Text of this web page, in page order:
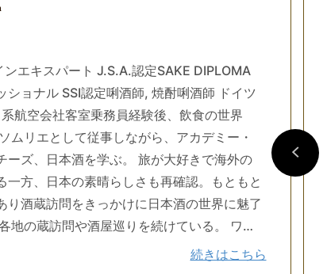
エキスパート J.S.A.認定SAKE DIPLOMA
ショナル SSI認定唎酒師, 焼酎唎酒師 ドイツ
ムリエとして従事しながら、アカデミー・
ーズ、日本酒を学ぶ。 旅が大好きで海外の
一方、日本の素晴らしさも再確認。もともと
り酒蔵訪問をきっかけに日本酒の世界に魅了
地の蔵訪問や酒屋巡りを続けている。 ワイ
素晴らしさ、魅力をお伝えする懸け橋となる
続きはこちら